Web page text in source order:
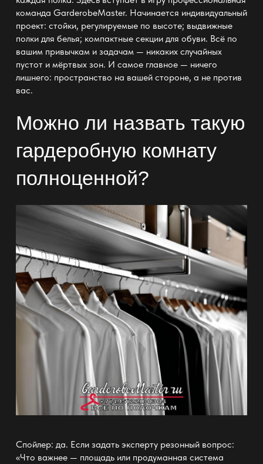
команда GarderobeMaster. Начинается индивидуальный
проект: стойки, регулируемые по высоте; выдвижные
полки для белья; компактные секции для обуви. Всё по
вашим привычкам и задачам — никаких случайных
пустот и мёртвых зон. И самое главное — ничего
лишнего: пространство на вашей стороне, а не против
вас.
Можно ли назвать такую
гардеробную комнату
полноценной?
Спойлер: да. Если задать эксперту резонный вопрос:
«Что важнее — площадь или продуманная система